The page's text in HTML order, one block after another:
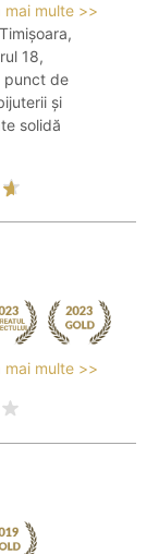
mai multe >>
18,
punct de
și
solidă
mai multe >>